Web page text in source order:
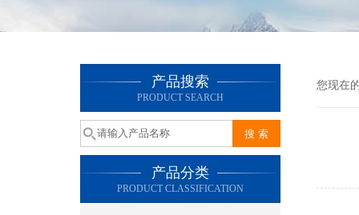
产品搜索
PRODUCT SEARCH
产品分类
PRODUCT CLASSIFICATION
您现在